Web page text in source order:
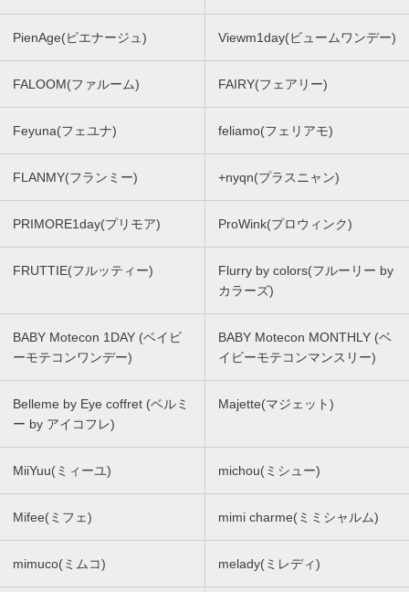
PienAge(ピエナージュ) Viewm1day(ビュームワンデー)
FALOOM(ファルーム) FAIRY(フェアリー)
Feyuna(フェユナ) feliamo(フェリアモ)
FLANMY(フランミー) +nyqn(プラスニャン)
PRIMORE1day(プリモア) ProWink(プロウィンク)
FRUTTIE(フルッティー)
Flurry by colors(フルーリー by
カラーズ)
BABY Motecon 1DAY (ベイビ
ーモテコンワンデー)
BABY Motecon MONTHLY (ベ
イビーモテコンマンスリー)
Belleme by Eye coffret (ベルミ
ー by アイコフレ)
Majette(マジェット)
MiiYuu(ミィーユ) michou(ミシュー)
Mifee(ミフェ) mimi charme(ミミシャルム)
mimuco(ミムコ) melady(ミレディ)